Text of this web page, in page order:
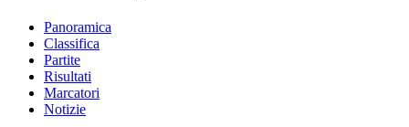
Panoramica
Classifica
Partite
Risultati
Marcatori
Notizie